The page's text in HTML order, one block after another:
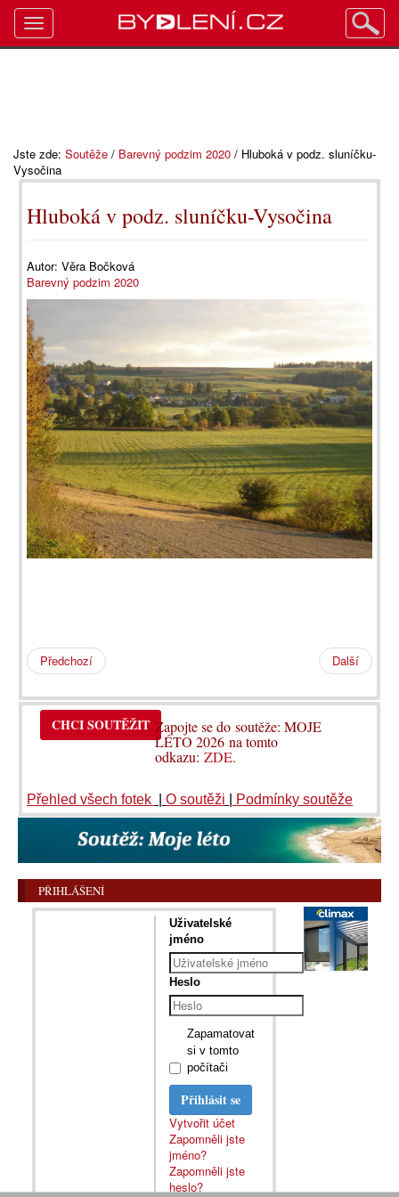
Jste zde: Soutěže / Barevný podzim 2020 / Hluboká v podz. sluníčku-
Vysočina
Hluboká v podz. sluníčku-Vysočina
Autor: Věra Bočková
Barevný podzim 2020
Předchozí Další
CHCI SOUTĚŽIT Zapojte se do soutěže: MOJE
LÉTO 2026 na tomto
odkazu:ZDE.
Přehled všech fotek O soutěži Podmínky soutěže
PŘIHLÁŠENÍ
Uživatelské
jméno
Heslo
Zapamatovat
si v tomto
počítači
Přihlásit se
Vytvořit účet
Zapomněli jste
jméno?
Zapomněli jste
heslo?
Toggle
navigation